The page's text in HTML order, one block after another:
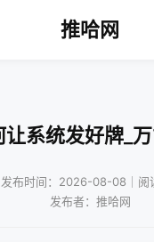
推哈网
系统发好牌_
发布时间：2026-08-08｜阅
发布者：推哈网